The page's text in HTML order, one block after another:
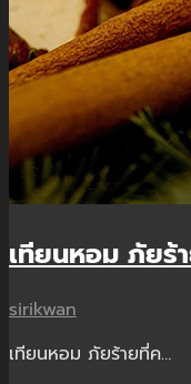
เทียนหอม ภัยร้
sirikwan
เทียนหอม ภัยร้ายที่ค…